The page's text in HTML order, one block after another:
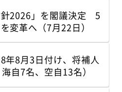
2026」を閣議決定 5
変革へ（7月22日）
8月3日付け、将補人
自7名、空自13名）